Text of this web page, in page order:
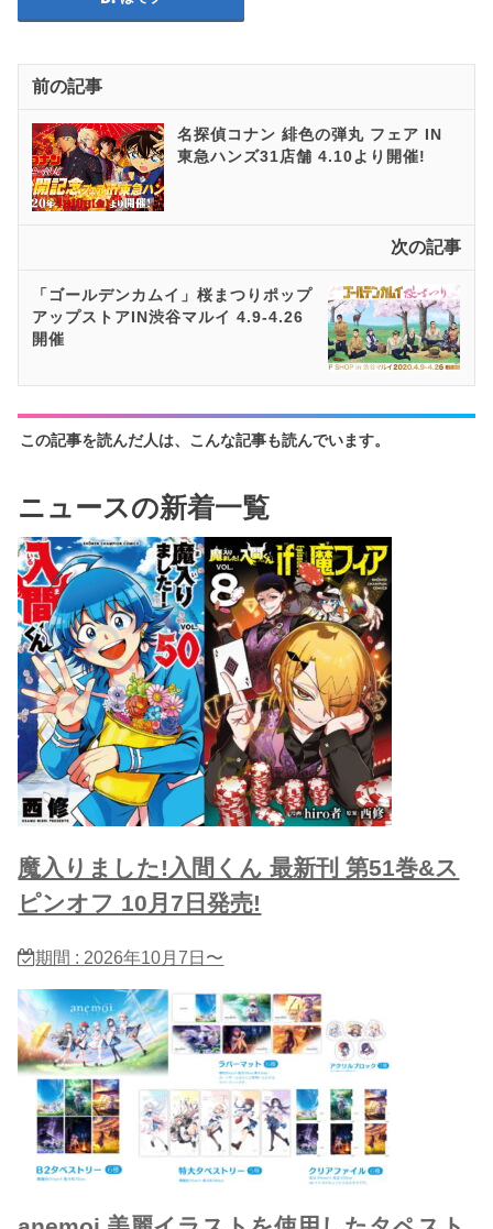
前の記事
名探偵コナン 緋色の弾丸 フェア IN
東急ハンズ31店舗 4.10より開催!
次の記事
「ゴールデンカムイ」桜まつりポップ
アップストアIN渋谷マルイ 4.9-4.26
開催
この記事を読んだ人は、こんな記事も読んでいます。
ニュースの新着一覧
魔入りました!入間くん 最新刊 第51巻&ス
ピンオフ 10月7日発売!
期間 : 2026年10月7日〜